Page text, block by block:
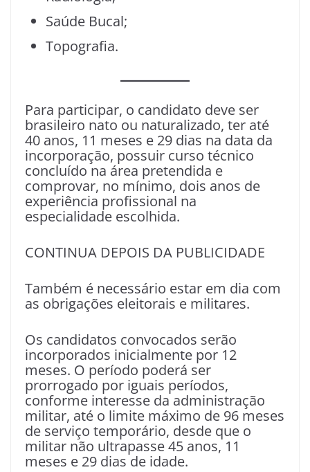
Saúde Bucal;
Topografia.
Para participar, o candidato deve ser
brasileiro nato ou naturalizado, ter até
40 anos, 11 meses e 29 dias na data da
incorporação, possuir curso técnico
concluído na área pretendida e
comprovar, no mínimo, dois anos de
experiência profissional na
especialidade escolhida.
CONTINUA DEPOIS DA PUBLICIDADE
Também é necessário estar em dia com
as obrigações eleitorais e militares.
Os candidatos convocados serão
incorporados inicialmente por 12
meses. O período poderá ser
prorrogado por iguais períodos,
conforme interesse da administração
militar, até o limite máximo de 96 meses
de serviço temporário, desde que o
militar não ultrapasse 45 anos, 11
meses e 29 dias de idade.